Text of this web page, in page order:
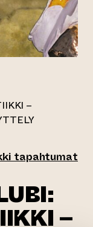
–
tapahtumat
–